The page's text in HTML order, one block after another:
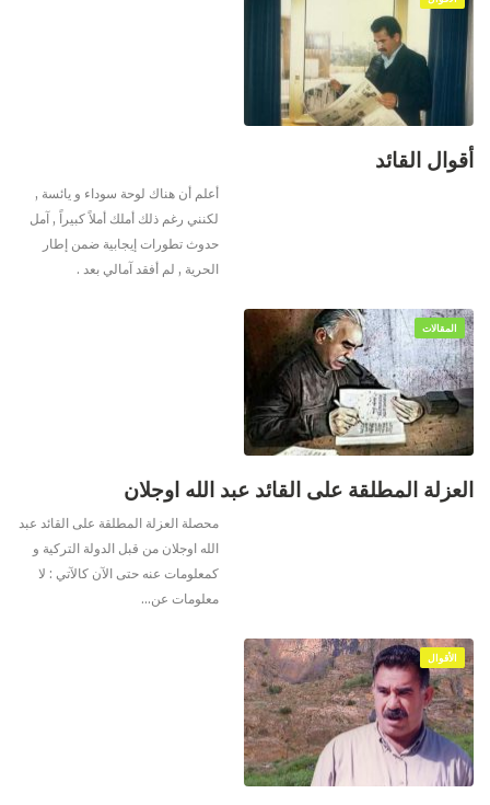
أقوال القائد
أعلم أن هناك لوحة سوداء و يائسة ,
لكنني رغم ذلك أملك أملاً كبيراً , آمل
حدوث تطورات إيجابية ضمن إطار
الحرية , لم أفقد آمالي بعد .
المقالات
العزلة المطلقة على القائد عبد الله اوجلان
محصلة العزلة المطلقة على القائد عبد
الله اوجلان من قبل الدولة التركية و
كمعلومات عنه حتى الآن كالآتي : لا
معلومات عن…
الأقوال